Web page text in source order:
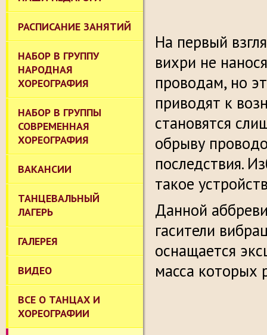
РАСПИСАНИЕ ЗАНЯТИЙ
НАБОР В ГРУППУ
НАРОДНАЯ
ХОРЕОГРАФИЯ
НАБОР В ГРУППЫ
СОВРЕМЕННАЯ
ХОРЕОГРАФИЯ
ВАКАНСИИ
ТАНЦЕВАЛЬНЫЙ
ЛАГЕРЬ
ГАЛЕРЕЯ
ВИДЕО
ВСЕ О ТАНЦАХ И
ХОРЕОГРАФИИ
На первый
вихри не
проводам, но
приводят к
становятся
обрыву
последствия.
такое
Данной
гасители
оснащается
масса которых